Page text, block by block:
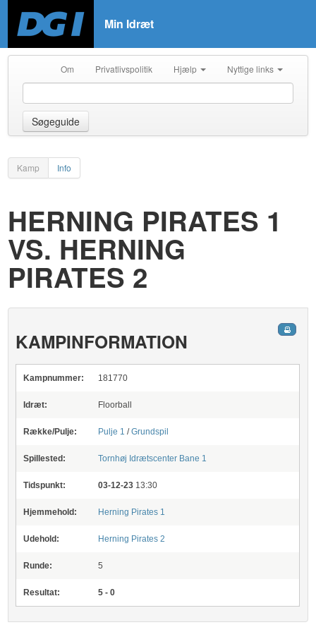
Min Idræt
Om Privatlivspolitik Hjælp Nyttige links
Søgeguide
Kamp Info
HERNING PIRATES 1
VS. HERNING
PIRATES 2
KAMPINFORMATION
Kampnummer: 181770
Idræt: Floorball
Række/Pulje: Pulje 1 /Grundspil
Spillested: Tornhøj Idrætscenter Bane 1
Tidspunkt: 03-12-23 13:30
Hjemmehold: Herning Pirates 1
Udehold: Herning Pirates 2
Runde: 5
Resultat: 5 - 0